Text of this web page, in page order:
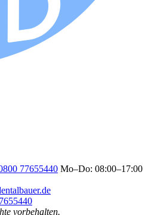
77655440 Mo–Do: 08:00–17:00
vorbehalten.